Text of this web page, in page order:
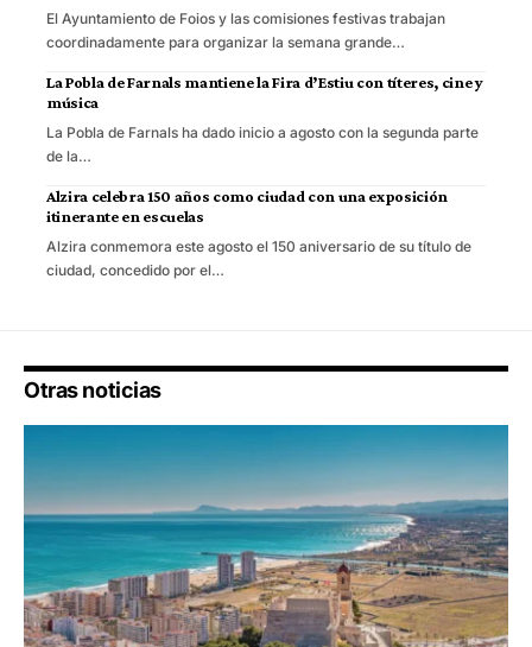
El Ayuntamiento de Foios y las comisiones festivas trabajan
coordinadamente para organizar la semana grande…
La Pobla de Farnals mantiene la Fira d’Estiu con títeres, cine y
música
La Pobla de Farnals ha dado inicio a agosto con la segunda parte
de la…
Alzira celebra 150 años como ciudad con una exposición
itinerante en escuelas
Alzira conmemora este agosto el 150 aniversario de su título de
ciudad, concedido por el…
Otras noticias